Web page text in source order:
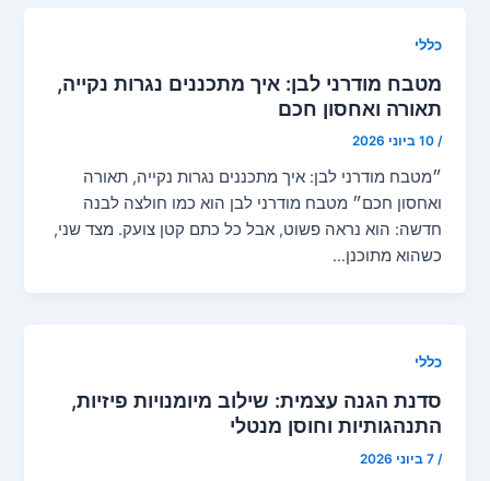
כללי
מטבח מודרני לבן: איך מתכננים נגרות נקייה,
תאורה ואחסון חכם
/10 ביוני 2026
״מטבח מודרני לבן: איך מתכננים נגרות נקייה, תאורה
ואחסון חכם״ מטבח מודרני לבן הוא כמו חולצה לבנה
חדשה: הוא נראה פשוט, אבל כל כתם קטן צועק. מצד שני,
כשהוא מתוכנן…
כללי
סדנת הגנה עצמית: שילוב מיומנויות פיזיות,
התנהגותיות וחוסן מנטלי
/7 ביוני 2026